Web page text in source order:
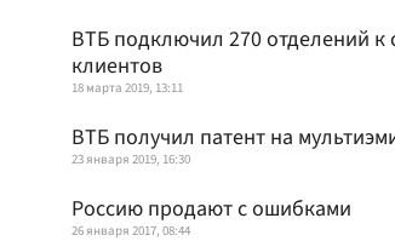
ВТБ подключил 270 отделений к
клиентов
18 марта 2019, 13:11
ВТБ получил патент на
23 января 2019, 16:30
Россию продают с ошибками
26 января 2017, 08:44